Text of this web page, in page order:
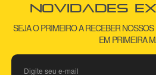
novidades
SEJA O PRIMEIRO A RECEBER
EM PRIMEIRA